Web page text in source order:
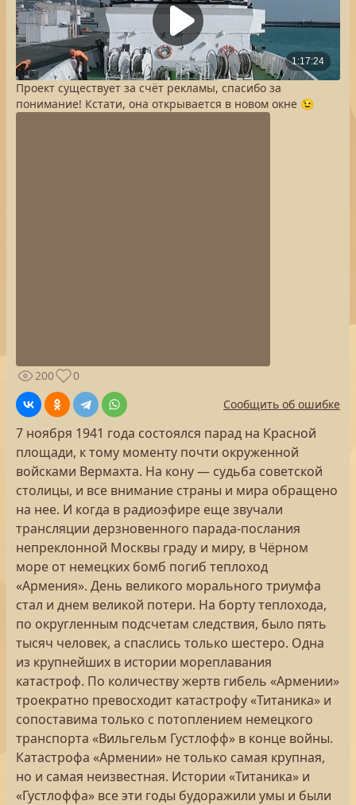
Проект существует за счёт рекламы, спасибо за
понимание! Кстати, она открывается в новом окне 😉
200
0
Сообщить об ошибке
7 ноября 1941 года состоялся парад на Красной
площади, к тому моменту почти окруженной
войсками Вермахта. На кону — судьба советской
столицы, и все внимание страны и мира обращено
на нее. И когда в радиоэфире еще звучали
трансляции дерзновенного парада-послания
непреклонной Москвы граду и миру, в Чёрном
море от немецких бомб погиб теплоход
«Армения». День великого морального триумфа
стал и днем великой потери. На борту теплохода,
по округленным подсчетам следствия, было пять
тысяч человек, а спаслись только шестеро. Одна
из крупнейших в истории мореплавания
катастроф. По количеству жертв гибель «Армении»
троекратно превосходит катастрофу «Титаника» и
сопоставима только с потоплением немецкого
транспорта «Вильгельм Густлофф» в конце войны.
Катастрофа «Армении» не только самая крупная,
но и самая неизвестная. Истории «Титаника» и
«Густлоффа» все эти годы будоражили умы и были